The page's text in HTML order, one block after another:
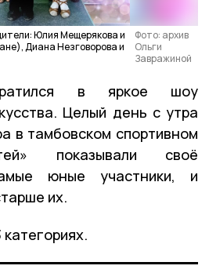
Юлия Мещерякова и
Диана Незговорова и
Фото: архив
Ольги
Завражиной
в яркое шоу
Целый день с утра
в тамбовском спортивном
показывали своё
юные участники, и
их.